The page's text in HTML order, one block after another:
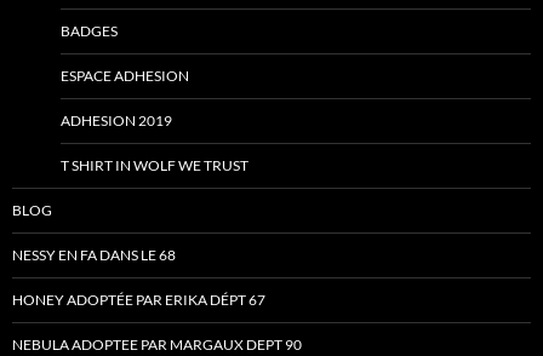
BADGES
ESPACE ADHESION
ADHESION 2019
T SHIRT IN WOLF WE TRUST
BLOG
NESSY EN FA DANS LE 68
HONEY ADOPTÉE PAR ERIKA DÉPT 67
NEBULA ADOPTEE PAR MARGAUX DEPT 90